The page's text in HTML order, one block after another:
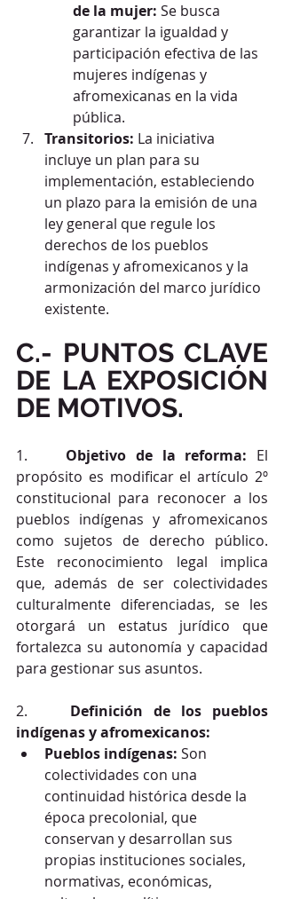
de la mujer: Se busca
garantizar la igualdad y
participación efectiva de las
mujeres indígenas y
afromexicanas en la vida
pública.
Transitorios: La iniciativa
incluye un plan para su
implementación, estableciendo
un plazo para la emisión de una
ley general que regule los
derechos de los pueblos
indígenas y afromexicanos y la
armonización del marco jurídico
existente.
C.- PUNTOS CLAVE
DE LA EXPOSICIÓN
DE MOTIVOS.
1. Objetivo de la reforma: El
propósito es modificar el artículo 2º
constitucional para reconocer a los
pueblos indígenas y afromexicanos
como sujetos de derecho público.
Este reconocimiento legal implica
que, además de ser colectividades
culturalmente diferenciadas, se les
otorgará un estatus jurídico que
fortalezca su autonomía y capacidad
para gestionar sus asuntos.
2. Definición de los pueblos
indígenas y afromexicanos:
Pueblos indígenas: Son
colectividades con una
continuidad histórica desde la
época precolonial, que
conservan y desarrollan sus
propias instituciones sociales,
normativas, económicas,